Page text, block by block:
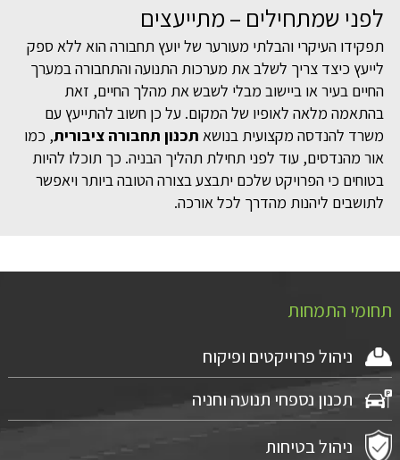
לפני שמתחילים – מתייעצים
תפקידו העיקרי והבלתי מעורער של יועץ תחבורה הוא ללא ספק
לייעץ כיצד צריך לשלב את מערכות התנועה והתחבורה במערך
החיים בעיר או ביישוב מבלי לשבש את מהלך החיים, זאת
בהתאמה מלאה לאופיו של המקום. על כן חשוב להתייעץ עם
משרד להנדסה מקצועית בנושא תכנון תחבורה ציבורית, כמו
אור מהנדסים, עוד לפני תחילת תהליך הבניה. כך תוכלו להיות
בטוחים כי הפרויקט שלכם יתבצע בצורה הטובה ביותר ויאפשר
לתושבים ליהנות מהדרך לכל אורכה.
תחומי התמחות
ניהול פרוייקטים ופיקוח
תכנון נספחי תנועה וחניה
ניהול בטיחות